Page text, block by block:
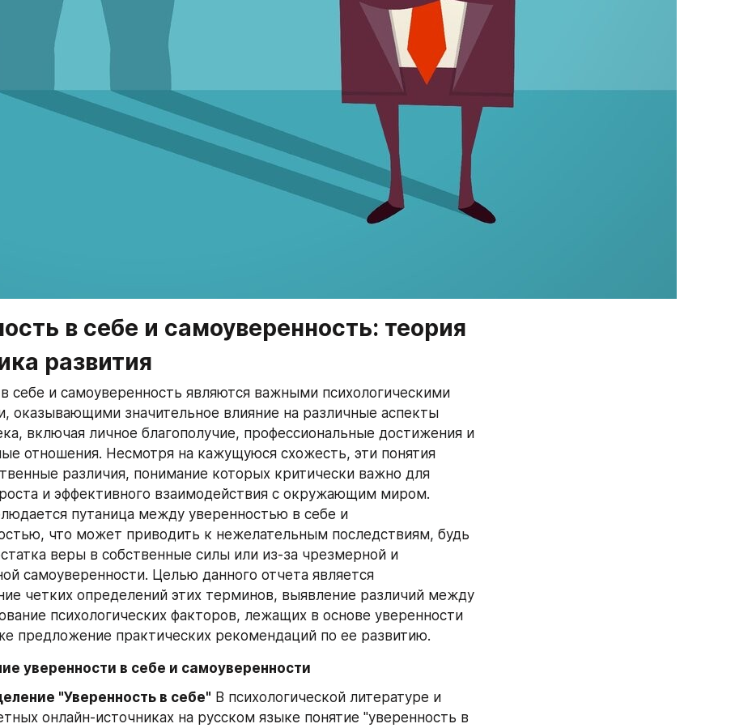
в себе и самоуверенность: теория
развития
себе и самоуверенность являются важными психологическими
оказывающими значительное влияние на различные аспекты
включая личное благополучие, профессиональные достижения и
отношения. Несмотря на кажущуюся схожесть, эти понятия
различия, понимание которых критически важно для
и эффективного взаимодействия с окружающим миром.
путаница между уверенностью в себе и
что может приводить к нежелательным последствиям, будь
веры в собственные силы или из-за чрезмерной и
самоуверенности. Целью данного отчета является
четких определений этих терминов, выявление различий между
психологических факторов, лежащих в основе уверенности
предложение практических рекомендаций по ее развитию.
уверенности в себе и самоуверенности
"Уверенность в себе" В психологической литературе и
онлайн-источниках на русском языке понятие "уверенность в